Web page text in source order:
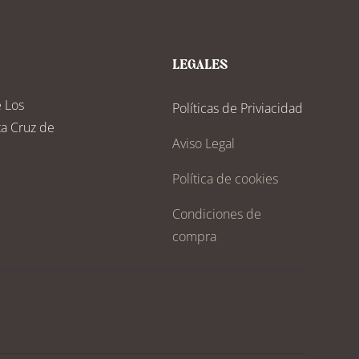
Los
Cruz de
LEGALES
Políticas de Priviacidad
Aviso Legal
Política de cookies
Condiciones de
compra